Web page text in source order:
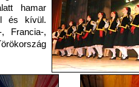
hamar
és kívül.
Francia-,